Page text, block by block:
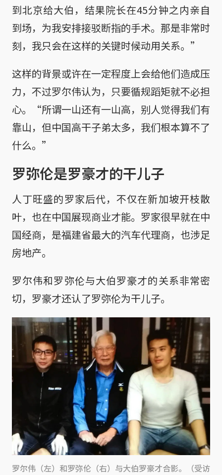
到北京给大伯，结果院长在45分钟之内亲自
到场，为我安排接驳断指的手术。那是非常时
刻，我只会在这样的关键时候动用关系。”
这样的背景或许在一定程度上会给他们造成压
力，不过罗尔伟认为，只要循规蹈矩就不必担
心。“所谓一山还有一山高，别人觉得我们有
靠山，但中国高干子弟太多，我们根本算不了
什么。”
罗弥伦是罗豪才的干儿子
人丁旺盛的罗家后代，不仅在新加坡开枝散
叶，也在中国展现商业才能。罗家很早就在中
国经商，是福建省最大的汽车代理商，也涉足
房地产。
罗尔伟和罗弥伦与大伯罗豪才的关系非常密
切，罗豪才还认了罗弥伦为干儿子。
罗尔伟（左）和罗弥伦（右）与大伯罗豪才合影。（受访